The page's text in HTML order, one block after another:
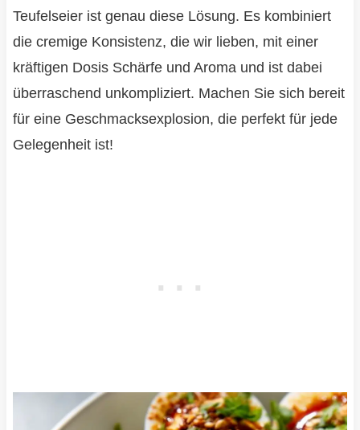
Teufelseier ist genau diese Lösung. Es kombiniert
die cremige Konsistenz, die wir lieben, mit einer
kräftigen Dosis Schärfe und Aroma und ist dabei
überraschend unkompliziert. Machen Sie sich bereit
für eine Geschmacksexplosion, die perfekt für jede
Gelegenheit ist!